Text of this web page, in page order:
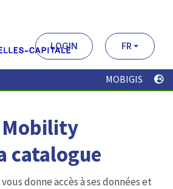
LOGIN FR
MOBIGIS
Mobility
catalogue
donne accès à ses données et